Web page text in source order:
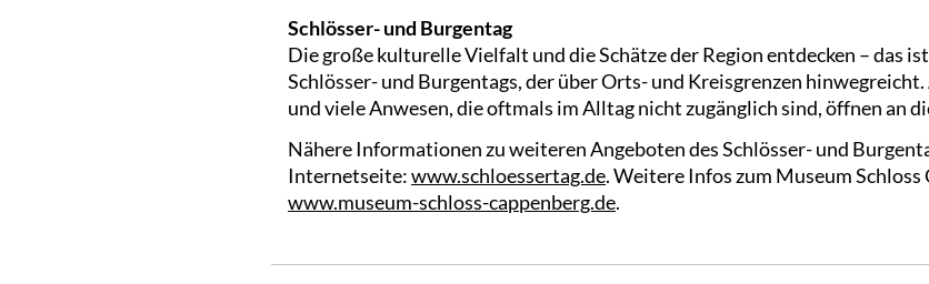
Schlösser- und Burgentag
Die große kulturelle Vielfalt und die Schätze der Region entdecken – das
Schlösser- und Burgentags, der über Orts- und Kreisgrenzen
und viele Anwesen, die oftmals im Alltag nicht zugänglich sind, öffnen an
Nähere Informationen zu weiteren Angeboten des Schlösser- und
Internetseite:www.schloessertag.de. Weitere Infos zum Museum
www.museum-schloss-cappenberg.de.